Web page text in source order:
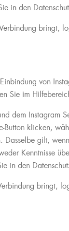
in den
bringt,
von
Sie im
dem Instagram
Button klicken,
gilt,
Kenntnisse
in den
bringt,